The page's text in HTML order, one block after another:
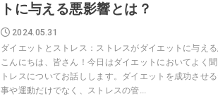
トに与える悪影響とは？
2024.05.31
ダイエットとストレス：ストレスがダイエットに与え
こんにちは、皆さん！今日はダイエットにおいてよく
トレスについてお話しします。ダイエットを成功させ
事や運動だけでなく、ストレスの管...